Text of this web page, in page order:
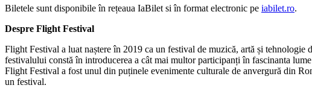
Biletele sunt disponibile în rețeaua IaBilet si în format electronic pe iabilet.ro.
Despre Flight Festival
Flight Festival a luat naștere în 2019 ca un festival de muzică, artă și
festivalului constă în introducerea a cât mai multor participanți în fascinanta
Flight Festival a fost unul din puținele evenimente culturale de anvergură din
un festival.